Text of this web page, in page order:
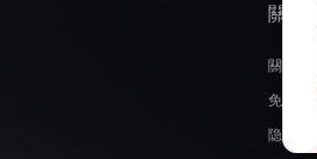
關于
關于我們
免責申
隐私政策